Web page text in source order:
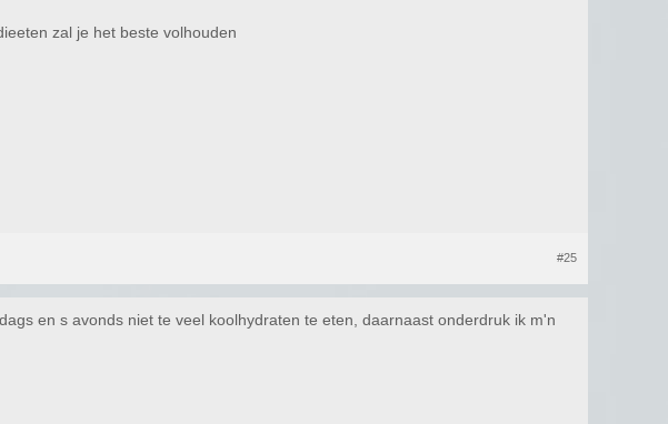
zal je het beste volhouden
#25
en s avonds niet te veel koolhydraten te eten, daarnaast onderdruk ik m'n